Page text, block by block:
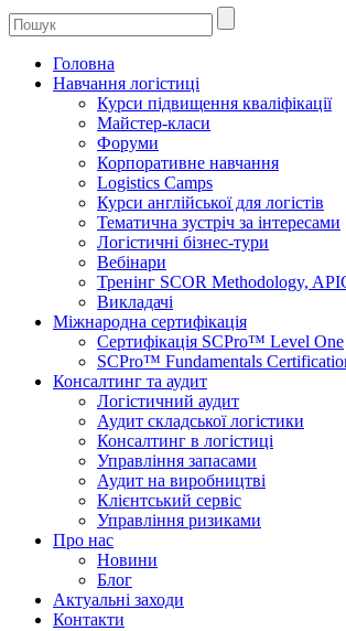
Головна
Навчання логістиці
Курси підвищення кваліфікації
Майстер-класи
Форуми
Корпоративне навчання
Logistics Camps
Курси англійської для логістів
Тематична зустріч за інтересами
Логістичні бізнес-тури
Вебінари
Тренінг SCOR Methodology,
Викладачі
Міжнародна сертифікація
Сертифікація SCPro™ Level One
SCPro™ Fundamentals
Консалтинг та аудит
Логістичний аудит
Аудит складської логістики
Консалтинг в логістиці
Управління запасами
Аудит на виробництві
Клієнтський сервіс
Управління ризиками
Про нас
Новини
Блог
Актуальні заходи
Контакти